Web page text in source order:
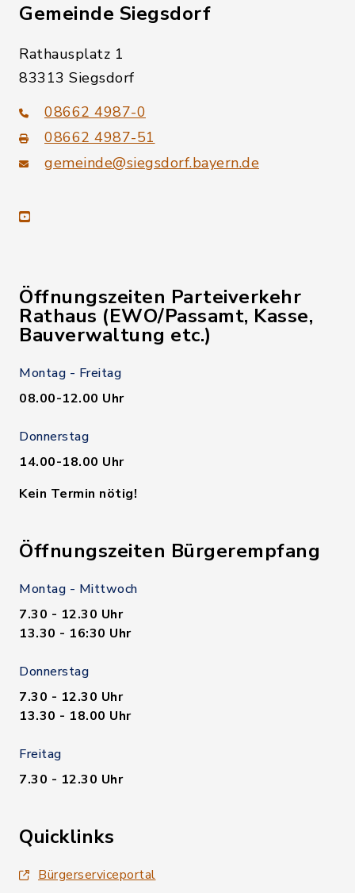
Gemeinde Siegsdorf
Rathausplatz 1
83313 Siegsdorf
08662 4987-0
08662 4987-51
gemeinde@siegsdorf.bayern.de
youtube
Öffnungszeiten Parteiverkehr
Rathaus (EWO/Passamt, Kasse,
Bauverwaltung etc.)
Montag - Freitag
08.00-12.00 Uhr
Donnerstag
14.00-18.00 Uhr
Kein Termin nötig!
Öffnungszeiten Bürgerempfang
Montag - Mittwoch
7.30 - 12.30 Uhr
13.30 - 16:30 Uhr
Donnerstag
7.30 - 12.30 Uhr
13.30 - 18.00 Uhr
Freitag
7.30 - 12.30 Uhr
Quicklinks
Bürgerserviceportal